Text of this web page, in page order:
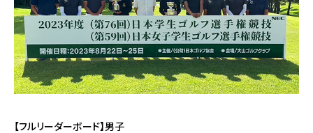
【フルリーダーボード】男子